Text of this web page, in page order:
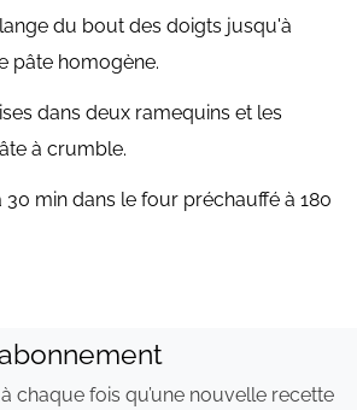
du bout des doigts jusqu'à
pâte homogène.
dans deux ramequins et les
à crumble.
30 min dans le four préchauffé à 180
chaque fois qu’une nouvelle recette